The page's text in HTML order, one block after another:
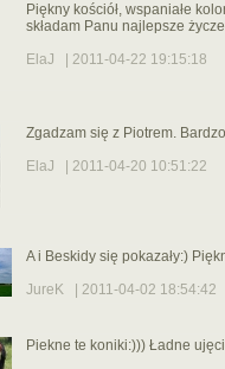
Piękny kościół, wspaniałe
składam Panu najlepsze
ElaJ | 2011-04-22 19:15:18
Zgadzam się z Piotrem.
ElaJ | 2011-04-20 10:51:22
A i Beskidy się pokazały:)
JureK | 2011-04-02 18:54:42
Piekne te koniki:))) Ładne